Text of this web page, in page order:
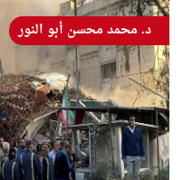
د. محمد محسن أبو النور